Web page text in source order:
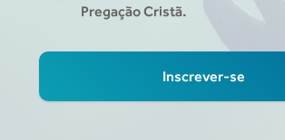
Pregação Cristã.